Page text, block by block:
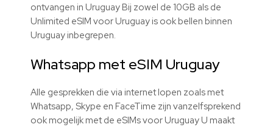
ontvangen in Uruguay Bij zowel de 10GB als de
Unlimited eSIM voor Uruguay is ook bellen binnen
Uruguay inbegrepen.
Whatsapp met eSIM Uruguay
Alle gesprekken die via internet lopen zoals met
Whatsapp, Skype en FaceTime zijn vanzelfsprekend
ook mogelijk met de eSIMs voor Uruguay U maakt